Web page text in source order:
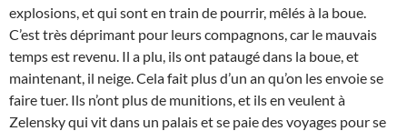
explosions, et qui sont en train de pourrir, mêlés à la boue.
C’est très déprimant pour leurs compagnons, car le mauvais
temps est revenu. Il a plu, ils ont pataugé dans la boue, et
maintenant, il neige. Cela fait plus d’un an qu’on les envoie se
faire tuer. Ils n’ont plus de munitions, et ils en veulent à
Zelensky qui vit dans un palais et se paie des voyages pour se